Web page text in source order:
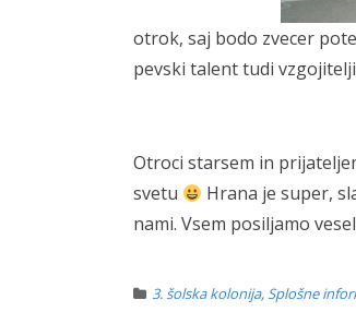
otrok, saj bodo zvecer
pevski talent tudi
Otroci starsem in
svetu
Hrana je super,
nami. Vsem posiljamo
3. šolska kolonija,Splošne